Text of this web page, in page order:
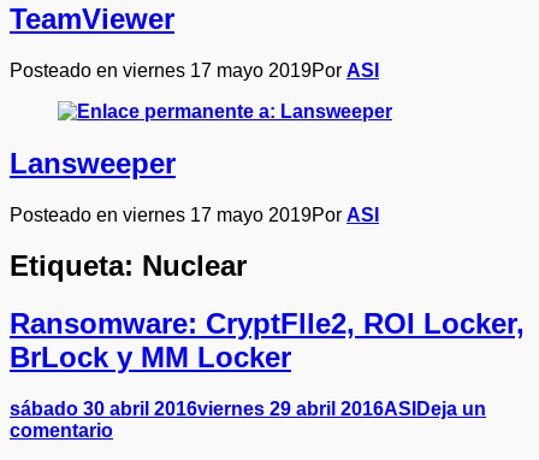
TeamViewer
Posteado en viernes 17 mayo 2019Por ASI
Lansweeper
Posteado en viernes 17 mayo 2019Por ASI
Etiqueta: Nuclear
Ransomware: CryptFlle2, ROI Locker,
BrLock y MM Locker
Publicado
el
sábado 30 abril 2016viernes 29 abril 2016Autor
ASI Deja un
comentario